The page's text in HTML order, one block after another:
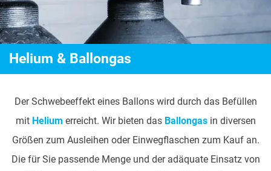
Helium & Ballongas
Der Schwebeeffekt eines Ballons wird durch das Befüllen
mit Helium erreicht. Wir bieten das Ballongasin diversen
Größen zum Ausleihen oder Einwegflaschen zum Kauf an.
Die für Sie passende Menge und der adäquate Einsatz von